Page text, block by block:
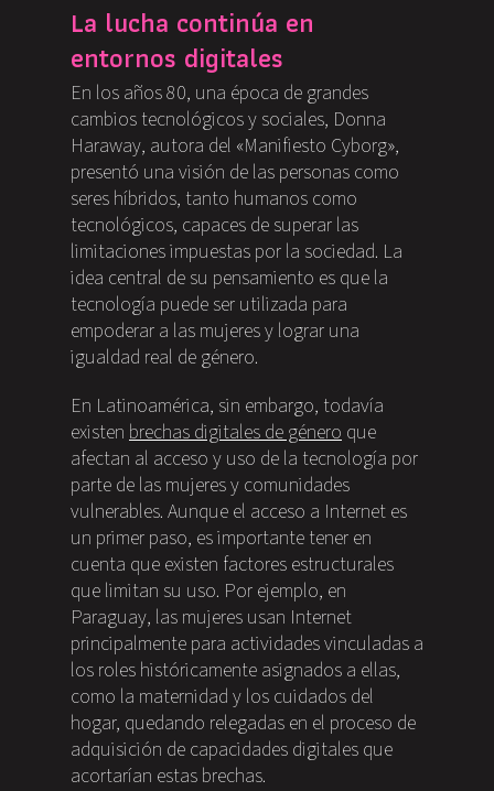
La lucha continúa en
entornos digitales
En los años 80, una época de grandes
cambios tecnológicos y sociales, Donna
Haraway, autora del «Manifiesto Cyborg»,
presentó una visión de las personas como
seres híbridos, tanto humanos como
tecnológicos, capaces de superar las
limitaciones impuestas por la sociedad. La
idea central de su pensamiento es que la
tecnología puede ser utilizada para
empoderar a las mujeres y lograr una
igualdad real de género.
En Latinoamérica, sin embargo, todavía
existen brechas digitales de género que
afectan al acceso y uso de la tecnología por
parte de las mujeres y comunidades
vulnerables. Aunque el acceso a Internet es
un primer paso, es importante tener en
cuenta que existen factores estructurales
que limitan su uso. Por ejemplo, en
Paraguay, las mujeres usan Internet
principalmente para actividades vinculadas a
los roles históricamente asignados a ellas,
como la maternidad y los cuidados del
hogar, quedando relegadas en el proceso de
adquisición de capacidades digitales que
acortarían estas brechas.